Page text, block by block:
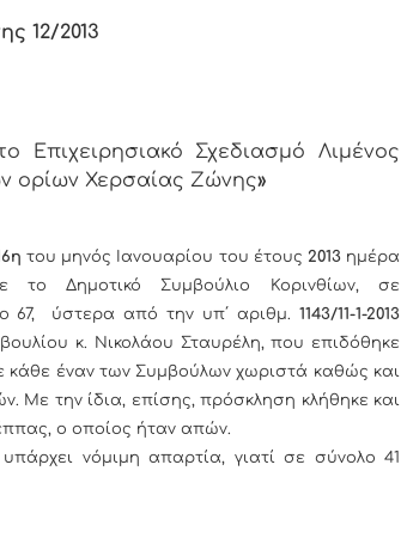
12/2013
Σχεδιασμό Λιμένος
ορίων Χερσαίας Ζώνης»
του μηνός Ιανουαρίου του έτους 2013 ημέρα
το Δημοτικό Συμβούλιο Κορινθίων, σε
67, ύστερα από την υπ΄ αριθμ. 1143/11-1-2013
κ. Νικολάου Σταυρέλη, που επιδόθηκε
κάθε έναν των Συμβούλων χωριστά καθώς και
Με την ίδια, επίσης, πρόσκληση κλήθηκε και
ο οποίος ήταν απών.
νόμιμη απαρτία, γιατί σε σύνολο 41